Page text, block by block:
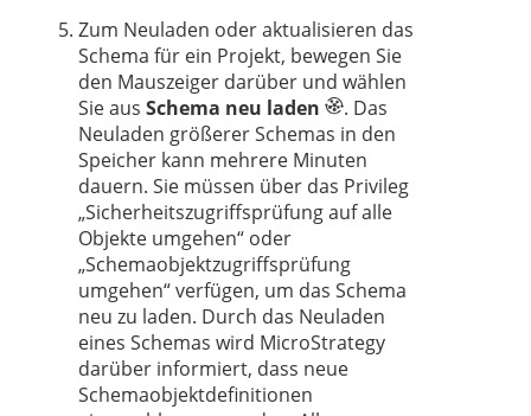
Zum Neuladen oder aktualisieren das
Schema für ein Projekt, bewegen Sie
den Mauszeiger darüber und wählen
Sie aus Schema neu laden
. Das
Neuladen größerer Schemas in den
Speicher kann mehrere Minuten
dauern. Sie müssen über das Privileg
„Sicherheitszugriffsprüfung auf alle
Objekte umgehen“ oder
„Schemaobjektzugriffsprüfung
umgehen“ verfügen, um das Schema
neu zu laden. Durch das Neuladen
eines Schemas wird MicroStrategy
darüber informiert, dass neue
Schemaobjektdefinitionen